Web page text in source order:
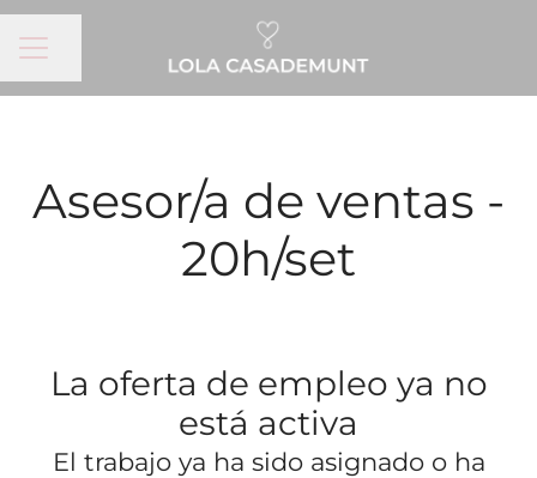
MENÚ DE EMPLEO
Compartir página
Asesor/a de ventas -
20h/set
La oferta de empleo ya no
está activa
El trabajo ya ha sido asignado o ha